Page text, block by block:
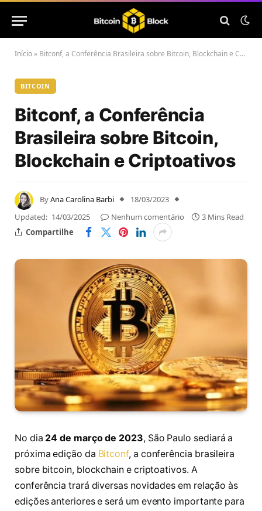
Início » Bitconf, a Conferência Brasileira sobre Bitcoin, Blockchain e Criptoativos
BITCOIN
Bitconf, a Conferência
Brasileira sobre Bitcoin,
Blockchain e Criptoativos
ByAna Carolina Barbi
18/03/2023
Updated: 14/03/2025 Nenhum comentário
3 Mins Read
Compartilhe
No dia 24 de março de 2023, São Paulo sediará a
próxima edição da Bitconf, a conferência brasileira
sobre bitcoin, blockchain e criptoativos. A
conferência trará diversas novidades em relação às
edições anteriores e será um evento importante para